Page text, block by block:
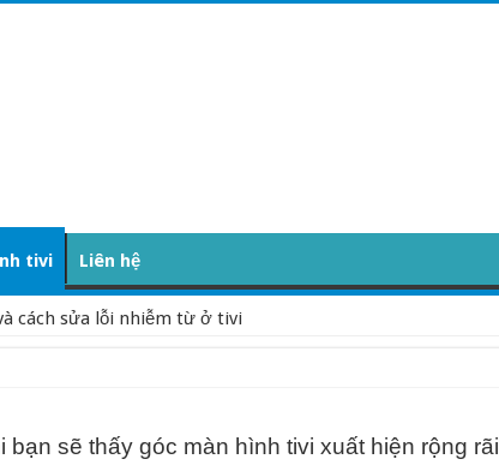
tivi Liên hệ
cách sửa lỗi nhiễm từ ở tivi
bạn sẽ thấy góc màn hình tivi xuất hiện rộng rãi